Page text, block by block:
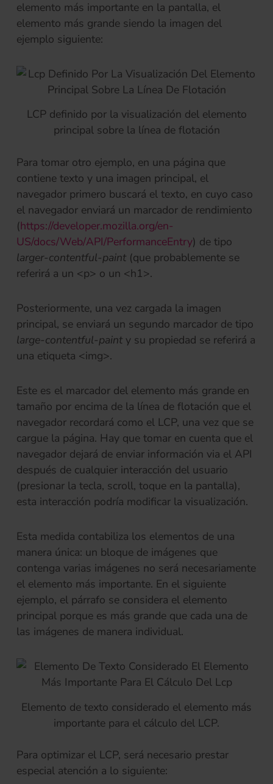
elemento más importante en la pantalla, el
elemento más grande siendo la imagen del
ejemplo siguiente:
LCP definido por la visualización del elemento
principal sobre la línea de flotación
Para tomar otro ejemplo, en una página que
contiene texto y una imagen principal, el
navegador primero buscará el texto, en cuyo caso
el navegador enviará un marcador de rendimiento
(https://developer.mozilla.org/en-
US/docs/Web/API/PerformanceEntry(se abre en una
) de tipo
larger-contentful-paint (que probablemente se
referirá a un <p> o un <h1>.
Posteriormente, una vez cargada la imagen
principal, se enviará un segundo marcador de tipo
large-contentful-paint y su propiedad se referirá a
una etiqueta <img>.
Este es el marcador del elemento más grande en
tamaño por encima de la línea de flotación que el
navegador recordará como el LCP, una vez que se
cargue la página. Hay que tomar en cuenta que el
navegador dejará de enviar información via el API
después de cualquier interacción del usuario
(presionar la tecla, scroll, toque en la pantalla),
esta interacción podría modificar la visualización.
Esta medida contabiliza los elementos de una
manera única: un bloque de imágenes que
contenga varias imágenes no será necesariamente
el elemento más importante. En el siguiente
ejemplo, el párrafo se considera el elemento
principal porque es más grande que cada una de
las imágenes de manera individual.
Elemento de texto considerado el elemento más
importante para el cálculo del LCP.
Para optimizar el LCP, será necesario prestar
especial atención a lo siguiente: